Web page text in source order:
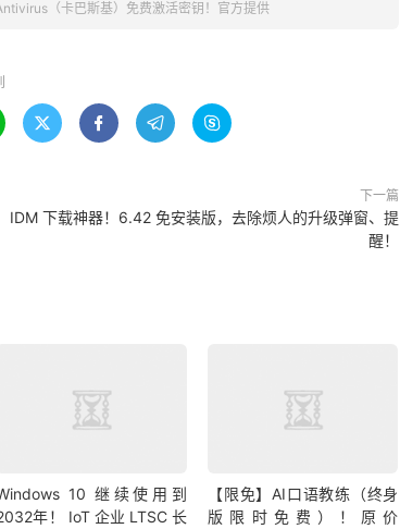
（卡巴斯基）免费激活密钥！官方提供
   
下一篇
IDM 下载神器！6.42 免安装版，去除烦人的升级弹窗、提
醒！
10 继续使用到
年！ IoT 企业 LTSC 长
【限免】AI口语教练（终身
版限时免费）！原价